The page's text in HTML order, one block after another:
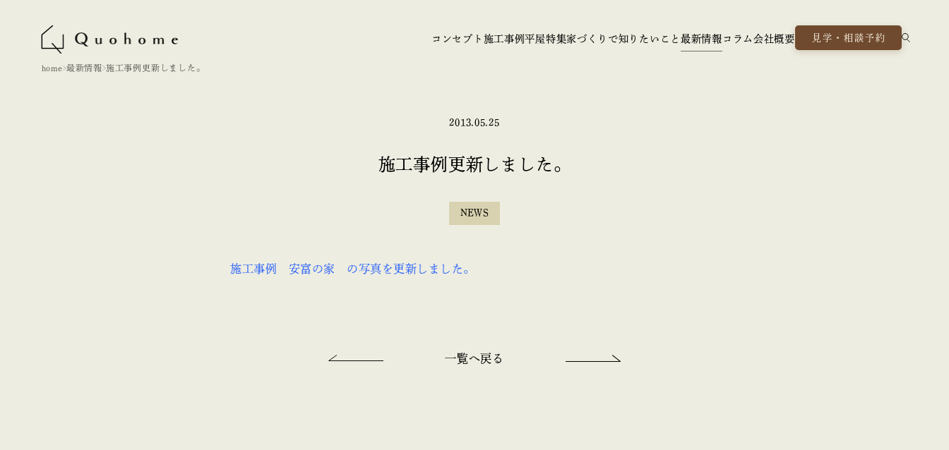
コンセプト 施工事例平屋特集家づくりで知りたいこと最新情報 コラム 会社概要 見学・相談予約
home 最新情報 施工事例更新しました。
2013.05.25
施工事例更新しました。
NEWS
施工事例 安富の家 の写真を更新しました。
一覧へ戻る